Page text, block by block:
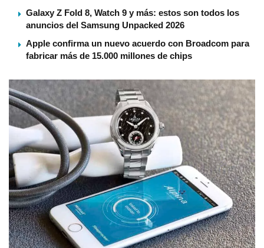
Galaxy Z Fold 8, Watch 9 y más: estos son todos los
anuncios del Samsung Unpacked 2026
Apple confirma un nuevo acuerdo con Broadcom para
fabricar más de 15.000 millones de chips